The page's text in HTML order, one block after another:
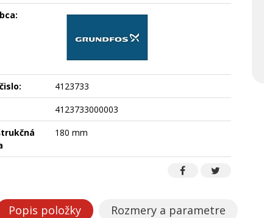
4123733
4123733000003
180 mm
Popis položky Rozmery a parametre